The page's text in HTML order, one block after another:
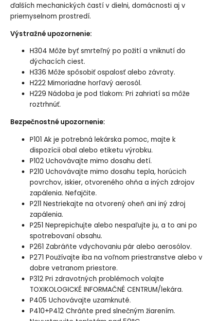
ďalších mechanických častí v dielni, domácnosti aj v
priemyselnom prostredí.
Výstražné upozornenie:
H304 Môže byť smrteľný po požití a vniknutí do
dýchacích ciest.
H336 Môže spôsobiť ospalosť alebo závraty.
H222 Mimoriadne horľavý aerosól.
H229 Nádoba je pod tlakom: Pri zahriatí sa môže
roztrhnúť.
Bezpečnostné upozornenie:
P101 Ak je potrebná lekárska pomoc, majte k
dispozícii obal alebo etiketu výrobku.
P102 Uchovávajte mimo dosahu detí.
P210 Uchovávajte mimo dosahu tepla, horúcich
povrchov, iskier, otvoreného ohňa a iných zdrojov
zapálenia. Nefajčite.
P211 Nestriekajte na otvorený oheň ani iný zdroj
zapálenia.
P251 Neprepichujte alebo nespaľujte ju, a to ani po
spotrebovaní obsahu.
P261 Zabráňte vdychovaniu pár alebo aerosólov.
P271 Používajte iba na voľnom priestranstve alebo v
dobre vetranom priestore.
P312 Pri zdravotných problémoch volajte
TOXIKOLOGICKÉ INFORMAČNÉ CENTRUM/lekára.
P405 Uchovávajte uzamknuté.
P410+P412 Chráňte pred slnečným žiarením.